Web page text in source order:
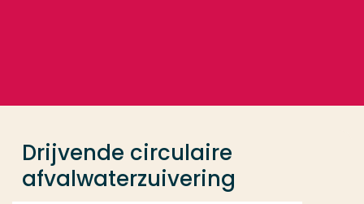
Drijvende circulaire
afvalwaterzuivering
Opleiding
Contact